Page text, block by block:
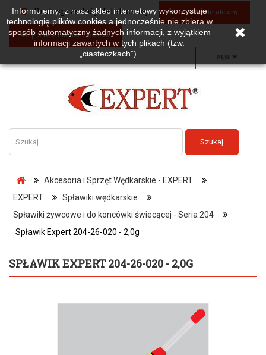
Brak sprzedaży detalicznej Sklep detaliczny
Strefa dla handlowców
PLN
Szukaj
Akcesoria i Sprzęt Wędkarskie - EXPERT
EXPERT
Spławiki wędkarskie
Spławiki żywcowe i do koncówki świecącej - Seria 204
Spławik Expert 204-26-020 - 2,0g
SPŁAWIK EXPERT 204-26-020 - 2,0G
Informujemy, iż nasz sklep internetowy wykorzystuje
technologię plików cookies a jednocześnie nie zbiera w
sposób automatyczny żadnych informacji, z wyjątkiem
informacji zawartych w tych plikach (tzw.
„ciasteczkach”).